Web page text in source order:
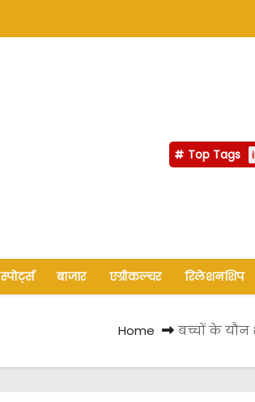
Top Tags
स्पोर्ट्स बाजार एग्रीकल्चर रिलेशनशिप
Home बच्चों के यौन